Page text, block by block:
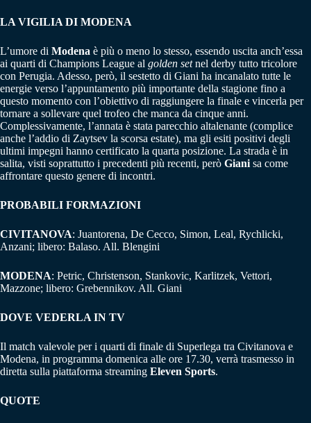
LA VIGILIA DI MODENA
L’umore di Modena è più o meno lo stesso, essendo uscita anch’essa
ai quarti di Champions League al golden setnel derby tutto tricolore
con Perugia. Adesso, però, il sestetto di Giani ha incanalato tutte le
energie verso l’appuntamento più importante della stagione fino a
questo momento con l’obiettivo di raggiungere la finale e vincerla per
tornare a sollevare quel trofeo che manca da cinque anni.
Complessivamente, l’annata è stata parecchio altalenante (complice
anche l’addio di Zaytsev la scorsa estate), ma gli esiti positivi degli
ultimi impegni hanno certificato la quarta posizione. La strada è in
salita, visti soprattutto i precedenti più recenti, però Giani sa come
affrontare questo genere di incontri.
PROBABILI FORMAZIONI
CIVITANOVA: Juantorena, De Cecco, Simon, Leal, Rychlicki,
Anzani; libero: Balaso. All. Blengini
MODENA: Petric, Christenson, Stankovic, Karlitzek, Vettori,
Mazzone; libero: Grebennikov. All. Giani
DOVE VEDERLA IN TV
Il match valevole per i quarti di finale di Superlega tra Civitanova e
Modena, in programma domenica alle ore 17.30, verrà trasmesso in
diretta sulla piattaforma streaming Eleven Sports.
QUOTE